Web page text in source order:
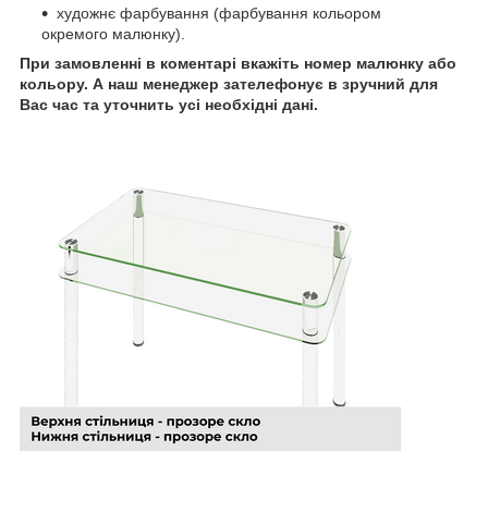
художнє фарбування (фарбування кольором
окремого малюнку).
При замовленні в коментарі вкажіть номер малюнку або
кольору. А наш менеджер зателефонує в зручний для
Вас час та уточнить усі необхідні дані.